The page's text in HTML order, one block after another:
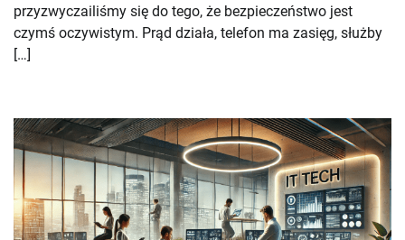
przyzwyczailiśmy się do tego, że bezpieczeństwo jest
czymś oczywistym. Prąd działa, telefon ma zasięg, służby
[…]